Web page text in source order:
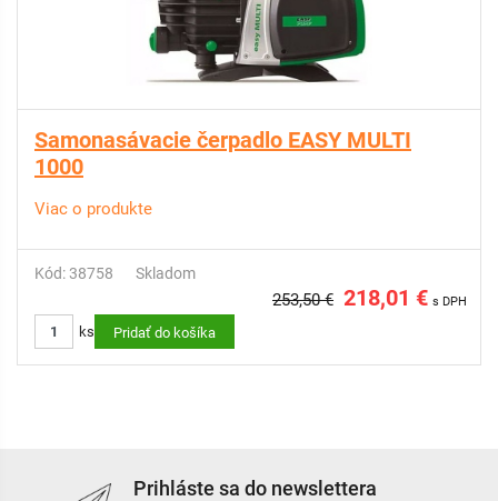
Samonasávacie čerpadlo EASY MULTI
1000
Viac o produkte
Kód: 38758 Skladom
253,50 € 218,01 € s DPH
ks Pridať do košíka
Prihláste sa do newslettera